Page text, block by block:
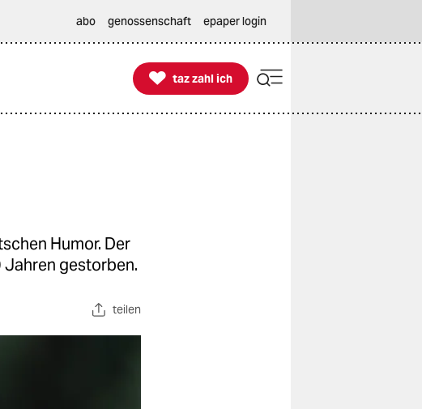
abo genossenschaft epaper login

taz zahl ich
taz zahl ich
Humor. Der
Jahren gestorben.
teilen